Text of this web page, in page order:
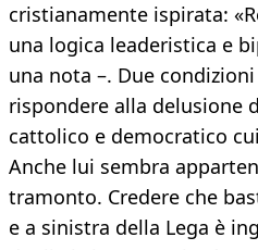
cristianamente ispirata:
una logica leaderistica e
una nota –. Due
rispondere alla delusione
cattolico e democratico
Anche lui sembra
tramonto. Credere che
e a sinistra della Lega è